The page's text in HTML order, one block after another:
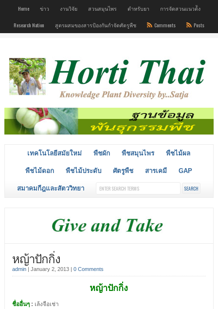
Home ข่าว งานวิจัย สวนสมุนไพร ตำหรับยา การจัดสวนแนวต้ัง
Research Nation สูตรผสมของสารป้องกันกำจัดศัตรูพืช Comments Posts
เทคโนโลยีสมัยใหม่ พืชผัก พืชสมุนไพร พืชไม้ผล
พืชไม้ดอก พืชไม้ประดับ ศัตรูพืช สารเคมี GAP
สมาคมกีฎและสัตววิทยา
หญ้าปักกิ่ง
admin| January 2, 2013 0 Comments
หญ้าปักกิ่ง
ชื่ออื่นๆ : เล้งจือเช่า